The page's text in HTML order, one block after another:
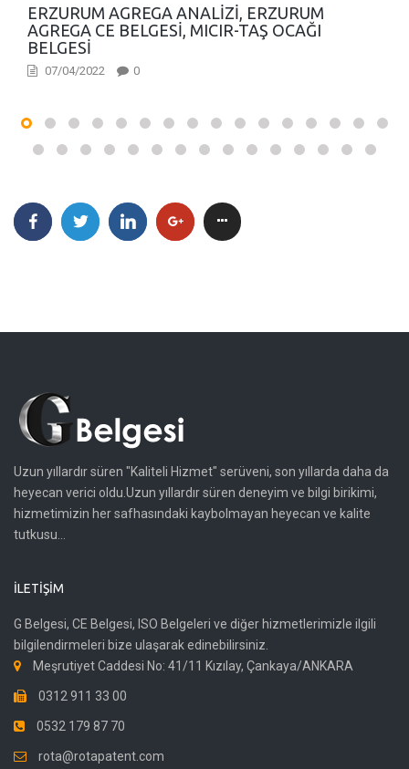
ERZURUM AGREGA ANALIZI, ERZURUM
AGREGA CE BELGESI, MICIR-TAŞ OCAĞI
BELGESI
07/04/2022 0
Uzun yıllardır süren "Kaliteli Hizmet" serüveni, son yıllarda daha da
heyecan verici oldu.Uzun yıllardır süren deneyim ve bilgi birikimi,
hizmetimizin her safhasındaki kaybolmayan heyecan ve kalite
tutkusu...
İLETIŞIM
G Belgesi, CE Belgesi, ISO Belgeleri ve diğer hizmetlerimizle ilgili
bilgilendirmeleri bize ulaşarak edinebilirsiniz.
Meşrutiyet Caddesi No: 41/11 Kızılay, Çankaya/ANKARA
0312 911 33 00
0532 179 87 70
rota@rotapatent.com